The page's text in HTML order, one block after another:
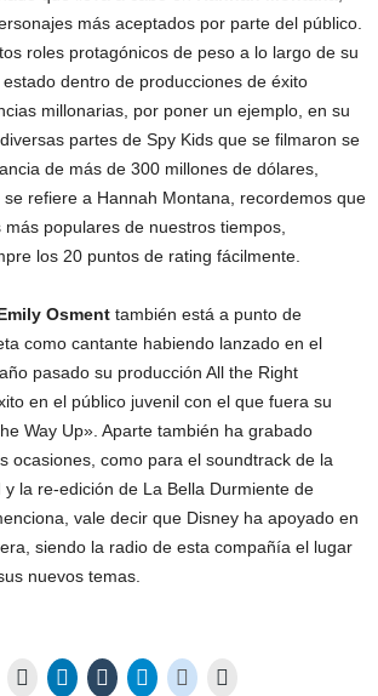
más aceptados por parte del público.
roles protagónicos de peso a lo largo de su
dentro de producciones de éxito
millonarias, por poner un ejemplo, en su
partes de Spy Kids que se filmaron se
de más de 300 millones de dólares,
refiere a Hannah Montana, recordemos que
populares de nuestros tiempos,
los 20 puntos de rating fácilmente.
Osment también está a punto de
como cantante habiendo lanzado en el
pasado su producción All the Right
en el público juvenil con el que fuera su
Way Up». Aparte también ha grabado
ocasiones, como para el soundtrack de la
la re-edición de La Bella Durmiente de
vale decir que Disney ha apoyado en
siendo la radio de esta compañía el lugar
nuevos temas.